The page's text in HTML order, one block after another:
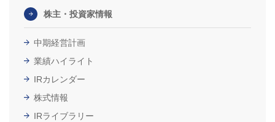
株主・投資家情報
中期経営計画
業績ハイライト
IRカレンダー
株式情報
IRライブラリー